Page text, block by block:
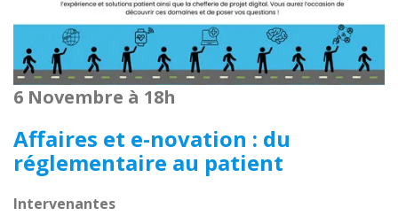
6 Novembre à 18h
Affaires et e-novation : du
réglementaire au patient
Intervenantes